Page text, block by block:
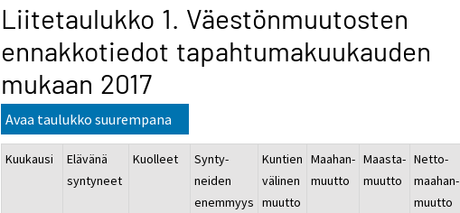
Liitetaulukko 1. Väestönmuutosten
ennakkotiedot tapahtumakuukauden
mukaan 2017
Avaa taulukko suurempana
Kuukausi
Elävänä
syntyneet
Kuolleet
Synty-
neiden
enemmyys
Kuntien
välinen
muutto
Maahan-
muutto
Maasta-
muutto
Netto-
maahan-
muutto